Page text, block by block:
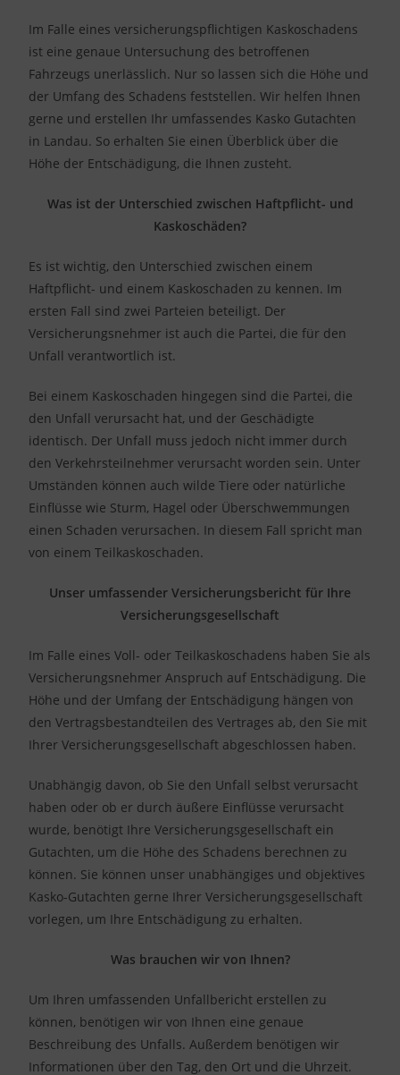
Im Falle eines versicherungspflichtigen Kaskoschadens
ist eine genaue Untersuchung des betroffenen
Fahrzeugs unerlässlich. Nur so lassen sich die Höhe und
der Umfang des Schadens feststellen. Wir helfen Ihnen
gerne und erstellen Ihr umfassendes Kasko Gutachten
in Landau. So erhalten Sie einen Überblick über die
Höhe der Entschädigung, die Ihnen zusteht.
Was ist der Unterschied zwischen Haftpflicht- und
Kaskoschäden?
Es ist wichtig, den Unterschied zwischen einem
Haftpflicht- und einem Kaskoschaden zu kennen. Im
ersten Fall sind zwei Parteien beteiligt. Der
Versicherungsnehmer ist auch die Partei, die für den
Unfall verantwortlich ist.
Bei einem Kaskoschaden hingegen sind die Partei, die
den Unfall verursacht hat, und der Geschädigte
identisch. Der Unfall muss jedoch nicht immer durch
den Verkehrsteilnehmer verursacht worden sein. Unter
Umständen können auch wilde Tiere oder natürliche
Einflüsse wie Sturm, Hagel oder Überschwemmungen
einen Schaden verursachen. In diesem Fall spricht man
von einem Teilkaskoschaden.
Unser umfassender Versicherungsbericht für Ihre
Versicherungsgesellschaft
Im Falle eines Voll- oder Teilkaskoschadens haben Sie als
Versicherungsnehmer Anspruch auf Entschädigung. Die
Höhe und der Umfang der Entschädigung hängen von
den Vertragsbestandteilen des Vertrages ab, den Sie mit
Ihrer Versicherungsgesellschaft abgeschlossen haben.
Unabhängig davon, ob Sie den Unfall selbst verursacht
haben oder ob er durch äußere Einflüsse verursacht
wurde, benötigt Ihre Versicherungsgesellschaft ein
Gutachten, um die Höhe des Schadens berechnen zu
können. Sie können unser unabhängiges und objektives
Kasko-Gutachten gerne Ihrer Versicherungsgesellschaft
vorlegen, um Ihre Entschädigung zu erhalten.
Was brauchen wir von Ihnen?
Um Ihren umfassenden Unfallbericht erstellen zu
können, benötigen wir von Ihnen eine genaue
Beschreibung des Unfalls. Außerdem benötigen wir
Informationen über den Tag, den Ort und die Uhrzeit.